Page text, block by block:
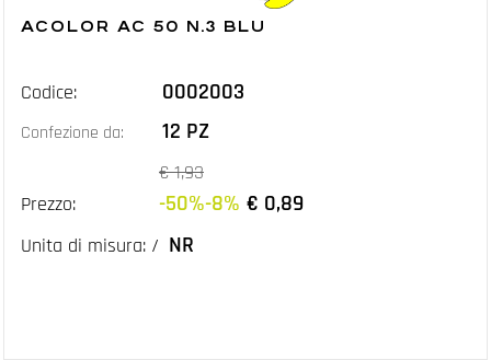
ACOLOR AC 50 N.3 BLU
Codice: 0002003
Confezione da: 12 PZ
Prezzo:
€ 1,93
-50%-8% € 0,89
Unita di misura: / NR